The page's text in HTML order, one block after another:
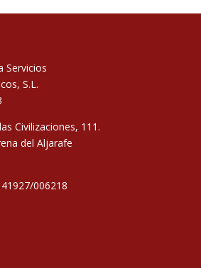
Servicios
S.L.
Civilizaciones, 111.
del Aljarafe
41927/006218